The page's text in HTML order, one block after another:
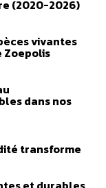
(2020-2026)
vivantes
Zoepolis
dans nos
transforme